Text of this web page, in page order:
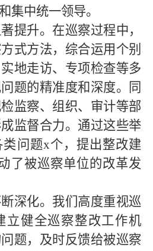
集中统一领导。
提升。在巡察过程中，
式方法，综合运用个别
地走访、专项检查等多
题的精准度和深度。同
监察、组织、审计等部
监督合力。通过这些举
类问题x个，提出整改建
了被巡察单位的改革发
深化。我们高度重视巡
立健全巡察整改工作机
题，及时反馈给被巡察